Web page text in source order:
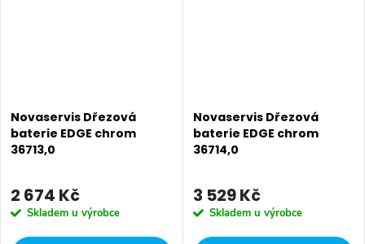
Novaservis Dřezová
baterie EDGE chrom
36713,0
2 674 Kč
Skladem u výrobce
Novaservis Dřezová
baterie EDGE chrom
36714,0
3 529 Kč
Skladem u výrobce